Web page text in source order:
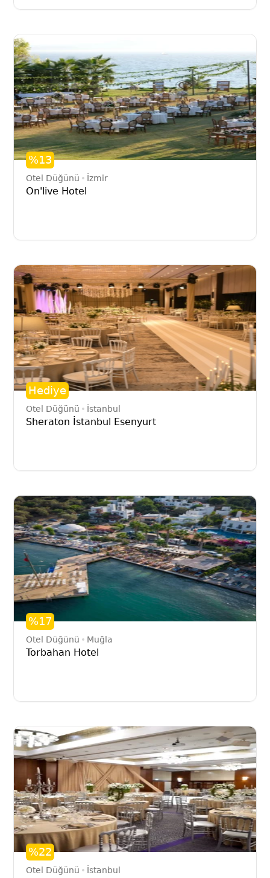
%13
Otel Düğünü İzmir
On'live Hotel
Hediye
Otel Düğünü İstanbul
Sheraton İstanbul Esenyurt
%17
Otel Düğünü Muğla
Torbahan Hotel
%22
Otel Düğünü İstanbul